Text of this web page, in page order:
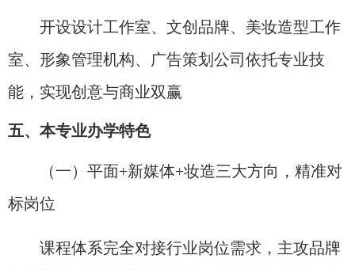
开设设计工作室、文创品牌、美妆造型工作
室、形象管理机构、广告策划公司依托专业技
能，实现创意与商业双赢
五、本专业办学特色
（一）平面+新媒体+妆造三大方向，精准对
标岗位
课程体系完全对接行业岗位需求，主攻品牌